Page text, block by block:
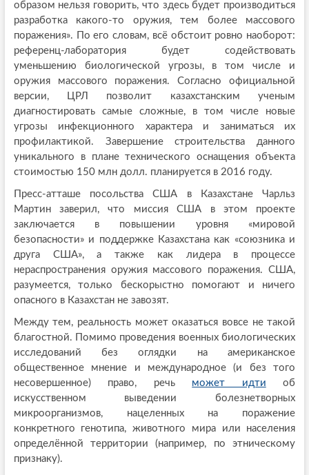
образом нельзя говорить, что здесь будет производиться
разработка какого-то оружия, тем более массового
поражения». По его словам, всё обстоит ровно наоборот:
референц-лаборатория будет содействовать
уменьшению биологической угрозы, в том числе и
оружия массового поражения. Согласно официальной
версии, ЦРЛ позволит казахстанским ученым
диагностировать самые сложные, в том числе новые
угрозы инфекционного характера и заниматься их
профилактикой. Завершение строительства данного
уникального в плане технического оснащения объекта
стоимостью 150 млн долл. планируется в 2016 году.
Пресс-атташе посольства США в Казахстане Чарльз
Мартин заверил, что миссия США в этом проекте
заключается в повышении уровня «мировой
безопасности» и поддержке Казахстана как «союзника и
друга США», а также как лидера в процессе
нераспространения оружия массового поражения. США,
разумеется, только бескорыстно помогают и ничего
опасного в Казахстан не завозят.
Между тем, реальность может оказаться вовсе не такой
благостной. Помимо проведения военных биологических
исследований без оглядки на американское
общественное мнение и международное (и без того
несовершенное) право, речь может идти об
искусственном выведении болезнетворных
микроорганизмов, нацеленных на поражение
конкретного генотипа, животного мира или населения
определённой территории (например, по этническому
признаку).